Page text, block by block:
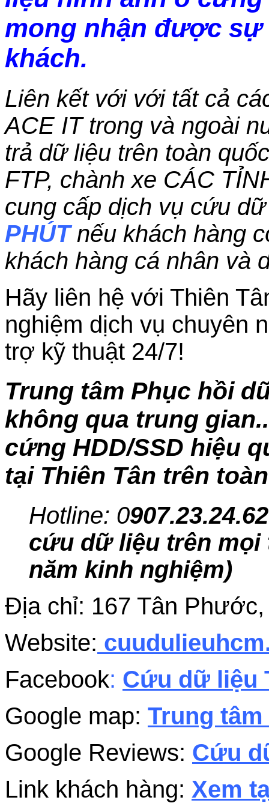
mong nhận được
khách.
Liên kết với với tất cả
ACE IT trong và ngoài
trả dữ liệu trên toàn
FTP, chành xe CÁC
cung cấp dịch vụ cứu
PHÚTnếu khách hàng
khách hàng cá nhân và
Hãy liên hệ với Thiên
nghiệm dịch vụ chuyên
trợ kỹ thuật 24/7!
Trung tâm Phục hồi
không qua trung
cứng HDD/SSD hiệu
tại Thiên Tân trên
Hotline: 0
cứu dữ liệu trên
năm kinh nghiệm)
Địa chỉ: 167 Tân
Website:
Facebook: Cứu dữ liệu
Google map: Trung
Google Reviews: Cứu
Link khách hàng: Xem